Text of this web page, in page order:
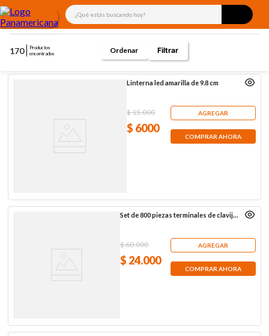
¿Qué estás buscando hoy?
170
Productos
encontrados
Filtrar
Linterna led amarilla de 9.8 cm
$15.000
$ 6000
AGREGAR
COMPRAR AHORA
Set de 800 piezas terminales de clavija
$60.000
$ 24.000
AGREGAR
COMPRAR AHORA